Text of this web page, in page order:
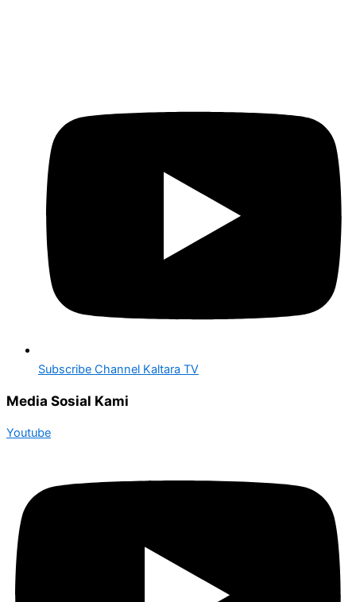
Subscribe Channel Kaltara TV
Media Sosial Kami
Youtube